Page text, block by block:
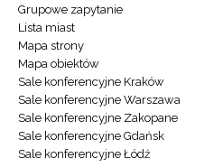
Grupowe zapytanie
Lista miast
Mapa strony
Mapa obiektów
Sale konferencyjne Kraków
Sale konferencyjne Warszawa
Sale konferencyjne Zakopane
Sale konferencyjne Gdańsk
Sale konferencyjne Łódź